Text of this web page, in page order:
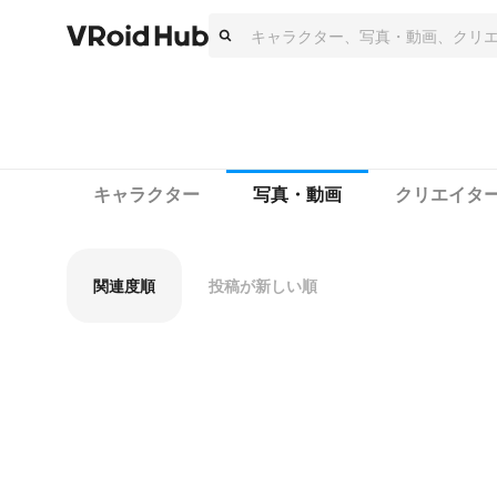
キャラクター 写真・動画 クリエイタ
関連度順 投稿が新しい順